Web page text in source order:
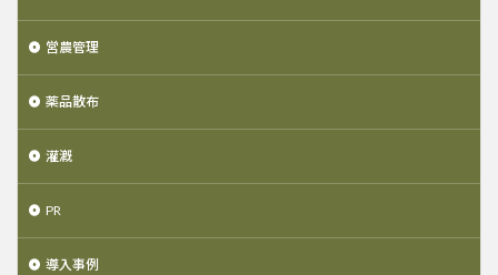
営農管理
薬品散布
灌漑
PR
導入事例